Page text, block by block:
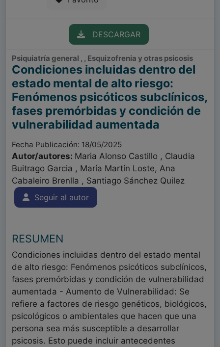
DESCARGAR
Psiquiatría general , , Esquizofrenia y otras psicosis
Condiciones incluidas dentro del
estado mental de alto riesgo:
Fenómenos psicóticos subclínicos,
fases premórbidas y condición de
vulnerabilidad aumentada
Fecha Publicación: 18/05/2025
Autor/autores: Maria Alonso Castillo , Claudia
Buitrago Garcia , María Martín Loste, Ana
Cabaleiro Brenlla , Santiago Sánchez Quilez
Seguir al autor
RESUMEN
Condiciones incluidas dentro del estado mental
de alto riesgo: Fenómenos psicóticos subclínicos,
fases premórbidas y condición de vulnerabilidad
aumentada - Aumento de Vulnerabilidad: Se
refiere a factores de riesgo genéticos, biológicos,
psicológicos o ambientales que hacen que una
persona sea más susceptible a desarrollar
psicosis. Esto puede incluir antecedentes